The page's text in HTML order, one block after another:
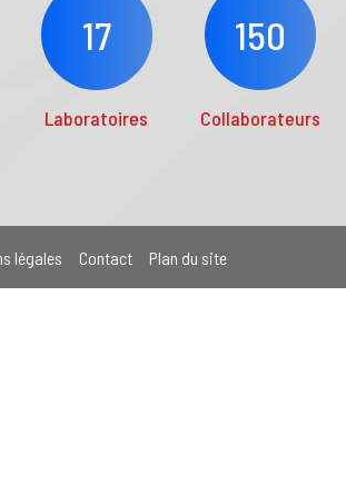
17
Laboratoires
150
Collaborateurs
légales Contact Plan du site